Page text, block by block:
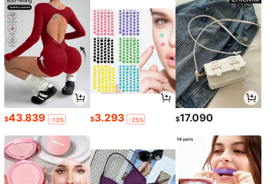
$43.839 -13% $3.293 -25% $17.090